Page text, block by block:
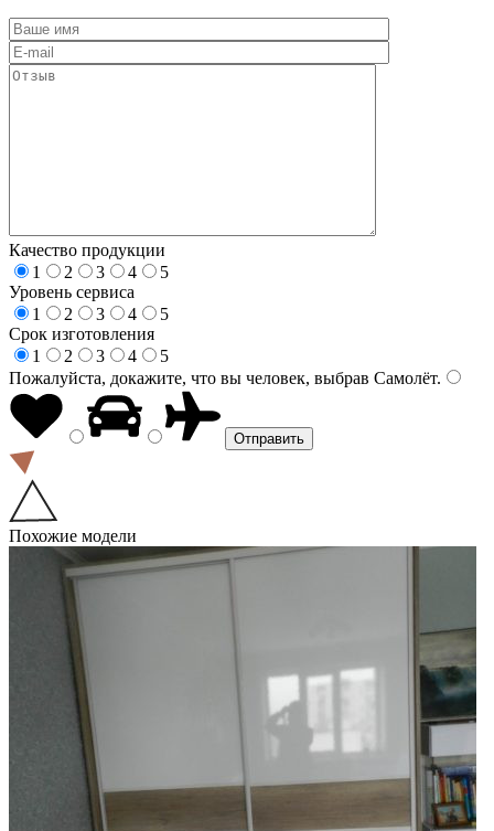
Качество продукции
1
2 3 4
5
Уровень сервиса
1
2 3 4
5
Срок изготовления
1
2 3 4
5
Пожалуйста, докажите, что вы человек, выбрав Самолёт.
Похожие модели